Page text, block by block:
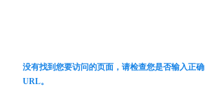
没有找到您要访问的页面，请检查您是否输入正确
URL。